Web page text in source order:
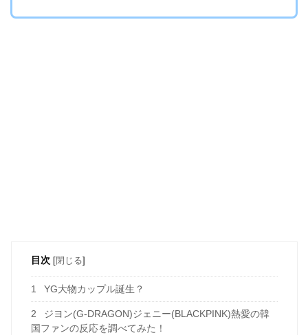
目次 [閉じる]
1 YG大物カップル誕生？
2
ジヨン(G-DRAGON)ジェニー(BLACKPINK)熱愛の韓
国ファンの反応を調べてみた！